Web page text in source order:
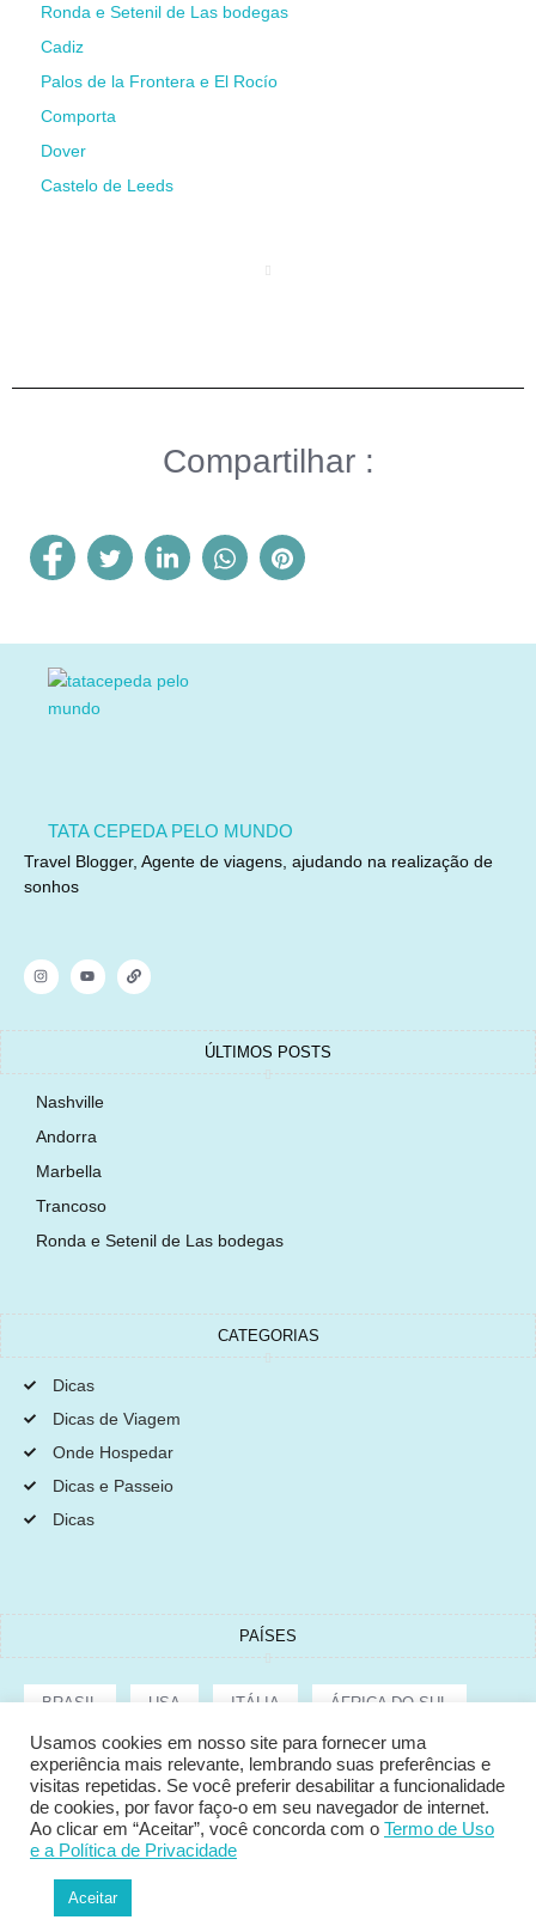
Ronda e Setenil de Las bodegas
Cadiz
Palos de la Frontera e El Rocío
Comporta
Dover
Castelo de Leeds
Compartilhar :
TATA CEPEDA PELO MUNDO
Travel Blogger, Agente de viagens, ajudando na realização de
sonhos
ÚLTIMOS POSTS
Nashville
Andorra
Marbella
Trancoso
Ronda e Setenil de Las bodegas
CATEGORIAS
Dicas
Dicas de Viagem
Onde Hospedar
Dicas e Passeio
Dicas
PAÍSES
BRASIL USA ITÁLIA ÁFRICA DO SUL
ARGENTINA GRÉCIA CROÁCIA TURQUIA
Usamos cookies em nosso site para fornecer uma
experiência mais relevante, lembrando suas preferências e
visitas repetidas. Se você preferir desabilitar a funcionalidade
de cookies, por favor faço-o em seu navegador de internet.
Ao clicar em “Aceitar”, você concorda com o Termo de Uso
e a Política de Privacidade
Aceitar